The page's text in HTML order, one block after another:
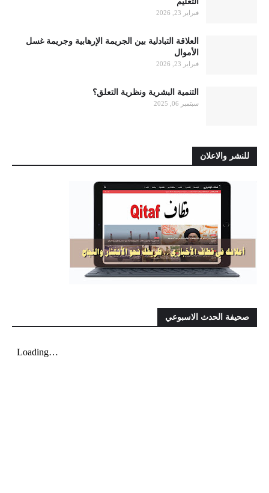
فبراير 23, 2026
العلاقة التبادلية بين الجريمة الإرهابية وجريمة غسل
الأموال
فبراير 23, 2026
التنمية البشرية ونظرية التعلق؟
سبتمبر 06, 2025
للنشر والاعلان
صحيفة الحدث الاسبوعي